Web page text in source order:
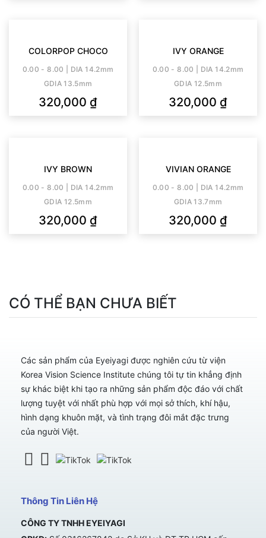
COLORPOP CHOCO
0.00 - 8.00 | DIA 14.2mm
GDIA 13.5mm
320,000 ₫
IVY ORANGE
0.00 - 8.00 | DIA 14.2mm
GDIA 12.5mm
320,000 ₫
IVY BROWN
0.00 - 8.00 | DIA 14.2mm
GDIA 12.5mm
320,000 ₫
VIVIAN ORANGE
0.00 - 8.00 | DIA 14.2mm
GDIA 13.7mm
320,000 ₫
CÓ THỂ BẠN CHƯA BIẾT
Các sản phẩm của Eyeiyagi được nghiên cứu từ viện
Korea Vision Science Institute chúng tôi tự tin khẳng định
sự khác biệt khi tạo ra những sản phẩm độc đáo với chất
lượng tuyệt với nhất phù hợp với mọi sở thích, khí hậu,
hình dạng khuôn mặt, và tình trạng đôi mắt đặc trưng
của người Việt.
Thông Tin Liên Hệ
CÔNG TY TNHH EYEIYAGI